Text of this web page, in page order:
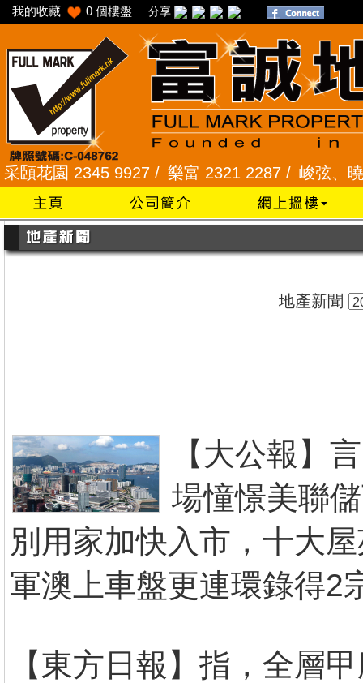
我的收藏 0 個樓盤 分享
園 2345 9927 /樂富 2321 2287 /峻弦、曉暉
地產新聞
【大公報】
場憧憬美聯
別用家加快入市，十大
軍澳上車盤更連環錄得2
【東方日報】指，全層